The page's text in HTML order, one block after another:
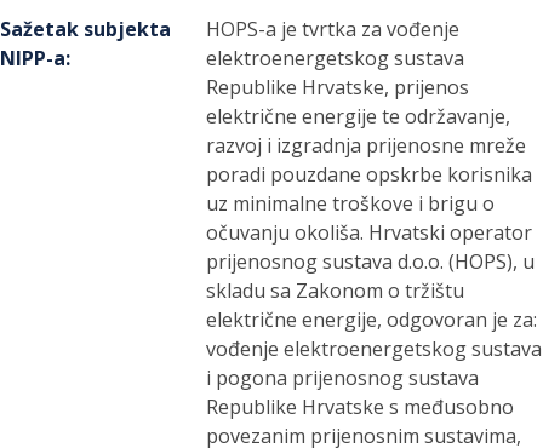
Sažetak subjekta
NIPP-a:
HOPS-a je tvrtka za vođenje
elektroenergetskog sustava
Republike Hrvatske, prijenos
električne energije te održavanje,
razvoj i izgradnja prijenosne mreže
poradi pouzdane opskrbe korisnika
uz minimalne troškove i brigu o
očuvanju okoliša. Hrvatski operator
prijenosnog sustava d.o.o. (HOPS), u
skladu sa Zakonom o tržištu
električne energije, odgovoran je za:
vođenje elektroenergetskog sustava
i pogona prijenosnog sustava
Republike Hrvatske s međusobno
povezanim prijenosnim sustavima,